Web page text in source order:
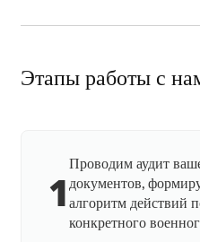
Этапы работы с
1
Проводим аудит
документов,
алгоритм действий
конкретного